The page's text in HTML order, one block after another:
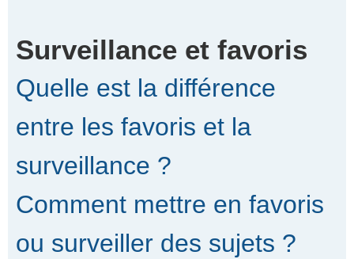
Surveillance et favoris
Quelle est la différence
entre les favoris et la
surveillance ?
Comment mettre en favoris
ou surveiller des sujets ?